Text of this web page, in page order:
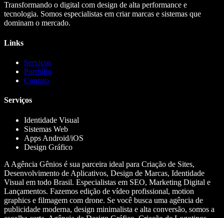
Transformando o digital com design de alta performance e
tecnologia. Somos especialistas em criar marcas e sistemas que
dominam o mercado.
Links
Serviços
Portfólio
Contato
Serviços
Identidade Visual
Sistemas Web
Apps Android/iOS
Design Gráfico
A Agência Gênios é sua parceira ideal para Criação de Sites,
Desenvolvimento de Aplicativos, Design de Marcas, Identidade
Visual em todo Brasil. Especialistas em SEO, Marketing Digital e
Lançamentos. Fazemos edição de vídeo profissional, motion
graphics e filmagem com drone. Se você busca uma agência de
publicidade moderna, design minimalista e alta conversão, somos a